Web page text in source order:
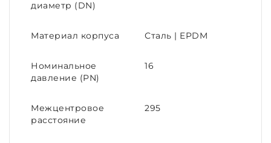
диаметр (DN)
Материал корпуса Сталь | EPDM
Номинальное
давление (PN)
16
Межцентровое
расстояние
295